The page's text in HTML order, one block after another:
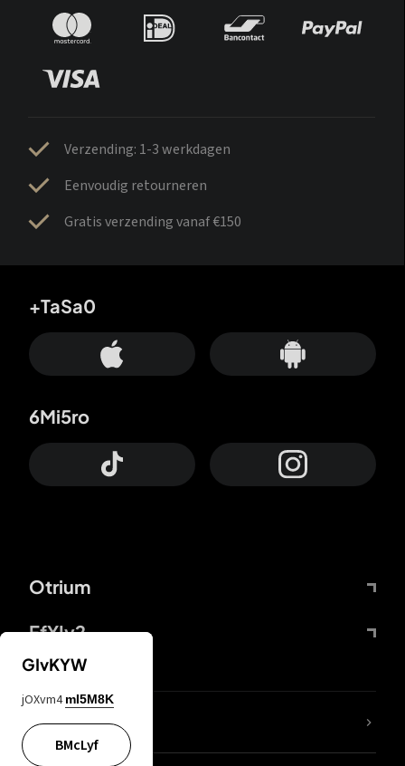
Verzending: 1-3 werkdagen
Eenvoudig retourneren
Gratis verzending vanaf €150
Otrium
FfYIy2
+TaSa0
6Mi5ro
KIjvtr
GIvKYW
jOXvm4 mI5M8K
BMcLyf